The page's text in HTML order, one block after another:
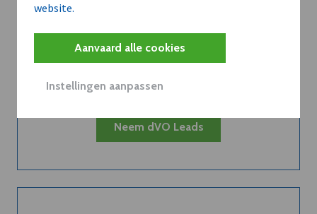
website.
Aanvaard alle cookies
Instellingen aanpassen
Kort de voordelen
van een
abonnement...
Neem dVO Leads